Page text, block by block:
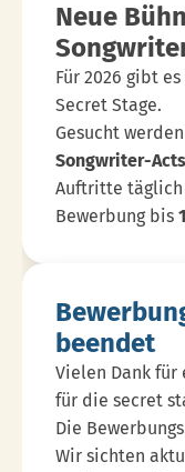
Neue
Für 2026 gibt
Secret Stage.
Gesucht
Songwriter-Acts
Auftritte täglich
Bewerbung bis
beendet
Vielen Dank für
für die secret
Die
Wir sichten